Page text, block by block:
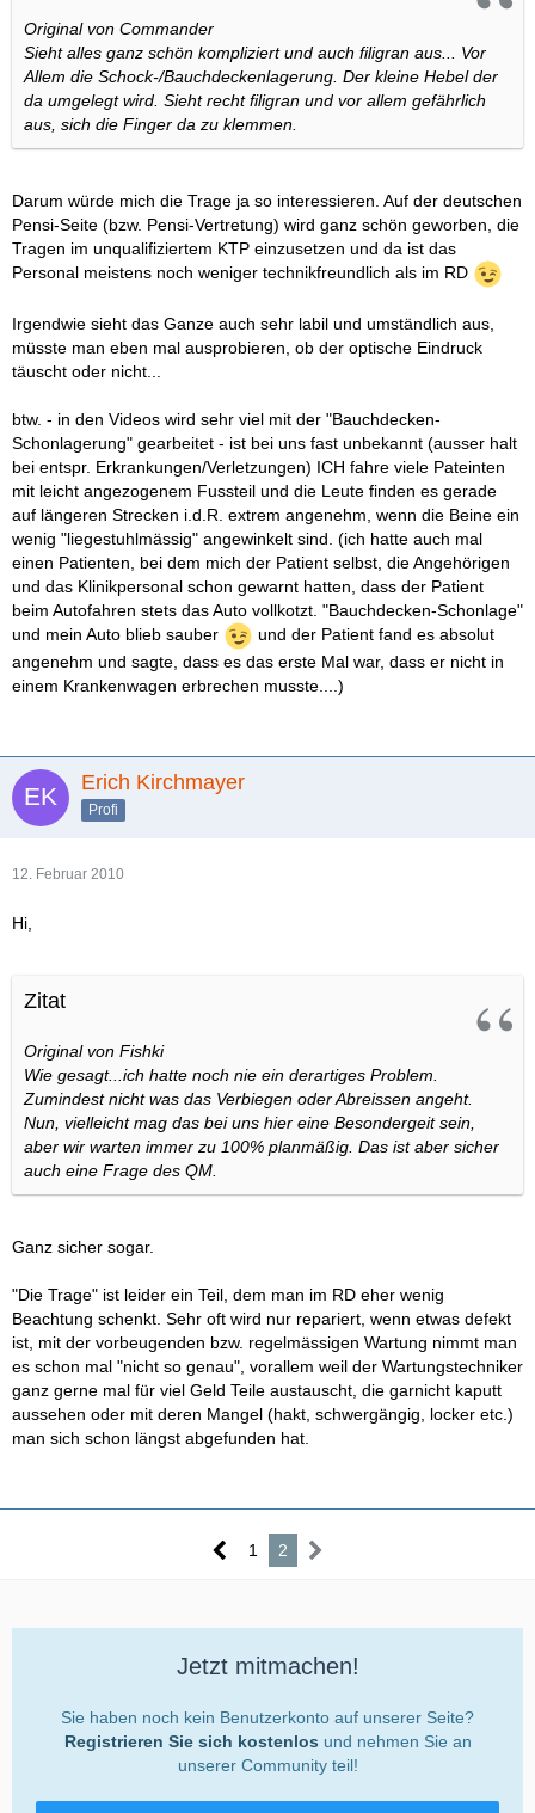
Original von Commander
Sieht alles ganz schön kompliziert und auch filigran aus... Vor
Allem die Schock-/Bauchdeckenlagerung. Der kleine Hebel der
da umgelegt wird. Sieht recht filigran und vor allem gefährlich
aus, sich die Finger da zu klemmen.
Darum würde mich die Trage ja so interessieren. Auf der deutschen
Pensi-Seite (bzw. Pensi-Vertretung) wird ganz schön geworben, die
Tragen im unqualifiziertem KTP einzusetzen und da ist das
Personal meistens noch weniger technikfreundlich als im RD
Irgendwie sieht das Ganze auch sehr labil und umständlich aus,
müsste man eben mal ausprobieren, ob der optische Eindruck
täuscht oder nicht...
btw. - in den Videos wird sehr viel mit der "Bauchdecken-
Schonlagerung" gearbeitet - ist bei uns fast unbekannt (ausser halt
bei entspr. Erkrankungen/Verletzungen) ICH fahre viele Pateinten
mit leicht angezogenem Fussteil und die Leute finden es gerade
auf längeren Strecken i.d.R. extrem angenehm, wenn die Beine ein
wenig "liegestuhlmässig" angewinkelt sind. (ich hatte auch mal
einen Patienten, bei dem mich der Patient selbst, die Angehörigen
und das Klinikpersonal schon gewarnt hatten, dass der Patient
beim Autofahren stets das Auto vollkotzt. "Bauchdecken-Schonlage"
und mein Auto blieb sauber
und der Patient fand es absolut
angenehm und sagte, dass es das erste Mal war, dass er nicht in
einem Krankenwagen erbrechen musste....)
Erich Kirchmayer
Profi
12. Februar 2010
Hi,
Zitat
Original von Fishki
Wie gesagt...ich hatte noch nie ein derartiges Problem.
Zumindest nicht was das Verbiegen oder Abreissen angeht.
Nun, vielleicht mag das bei uns hier eine Besondergeit sein,
aber wir warten immer zu 100% planmäßig. Das ist aber sicher
auch eine Frage des QM.
Ganz sicher sogar.
"Die Trage" ist leider ein Teil, dem man im RD eher wenig
Beachtung schenkt. Sehr oft wird nur repariert, wenn etwas defekt
ist, mit der vorbeugenden bzw. regelmässigen Wartung nimmt man
es schon mal "nicht so genau", vorallem weil der Wartungstechniker
ganz gerne mal für viel Geld Teile austauscht, die garnicht kaputt
aussehen oder mit deren Mangel (hakt, schwergängig, locker etc.)
man sich schon längst abgefunden hat.
1 2
Jetzt mitmachen!
Sie haben noch kein Benutzerkonto auf unserer Seite?
Registrieren Sie sich kostenlos und nehmen Sie an
unserer Community teil!